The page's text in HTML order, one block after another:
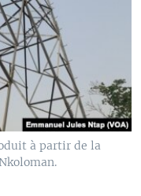
à partir de la